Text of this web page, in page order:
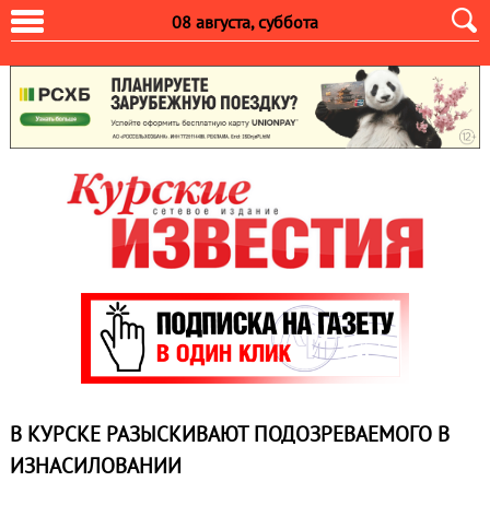
08 августа, суббота
В КУРСКЕ РАЗЫСКИВАЮТ ПОДОЗРЕВАЕМОГО В
ИЗНАСИЛОВАНИИ